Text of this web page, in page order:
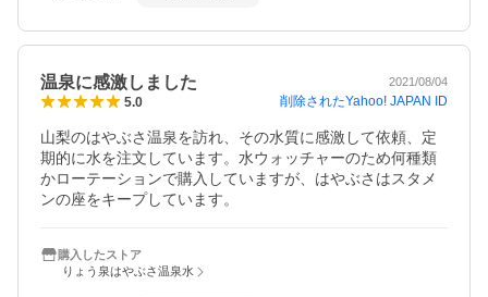
温泉に感激しました 2021/08/04
5.0 削除されたYahoo! JAPAN ID
山梨のはやぶさ温泉を訪れ、その水質に感激して依頼、定
期的に水を注文しています。水ウォッチャーのため何種類
かローテーションで購入していますが、はやぶさはスタメ
ンの座をキープしています。
購入したストア
りょう泉はやぶさ温泉水